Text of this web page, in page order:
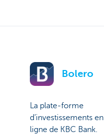
Bolero
La plate-forme
d’investissements en
ligne de KBC Bank.